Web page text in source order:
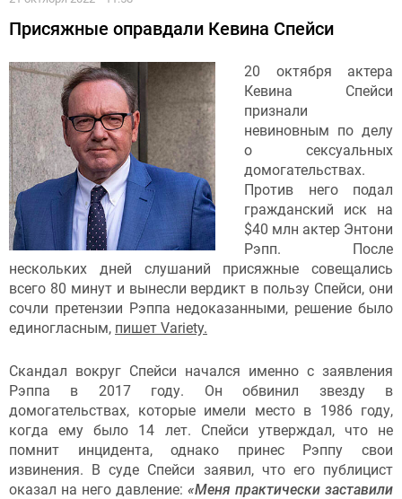
Присяжные оправдали Кевина Спейси
20 октября актера
Кевина Спейси
признали
невиновным по делу
о сексуальных
домогательствах.
Против него подал
гражданский иск на
$40 млн актер Энтони
Рэпп. После
нескольких дней слушаний присяжные совещались
всего 80 минут и вынесли вердикт в пользу Спейси, они
сочли претензии Рэппа недоказанными, решение было
единогласным, пишет Variety.
Скандал вокруг Спейси начался именно с заявления
Рэппа в 2017 году. Он обвинил звезду в
домогательствах, которые имели место в 1986 году,
когда ему было 14 лет. Спейси утверждал, что не
помнит инцидента, однако принес Рэппу свои
извинения. В суде Спейси заявил, что его публицист
оказал на него давление: «Меня практически заставили